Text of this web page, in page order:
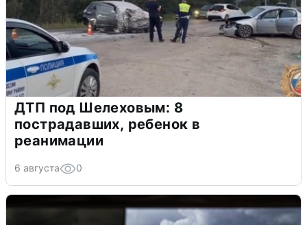
ДТП под Шелеховым: 8
пострадавших, ребенок в
реанимации
6 августа 0